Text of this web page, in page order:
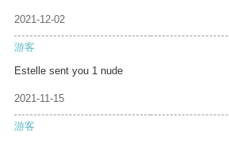
2021-12-02
游客
Estelle sent you 1 nude
2021-11-15
游客